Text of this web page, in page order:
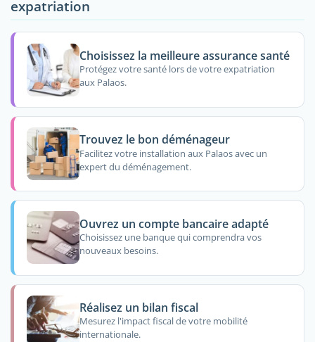
expatriation
Choisissez la meilleure assurance santé
Protégez votre santé lors de votre expatriation
aux Palaos.
Trouvez le bon déménageur
Facilitez votre installation aux Palaos avec un
expert du déménagement.
Ouvrez un compte bancaire adapté
Choisissez une banque qui comprendra vos
nouveaux besoins.
Réalisez un bilan fiscal
Mesurez l'impact fiscal de votre mobilité
internationale.